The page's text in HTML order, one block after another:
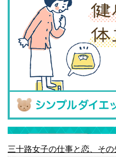
三十路女子の仕事と恋、そ